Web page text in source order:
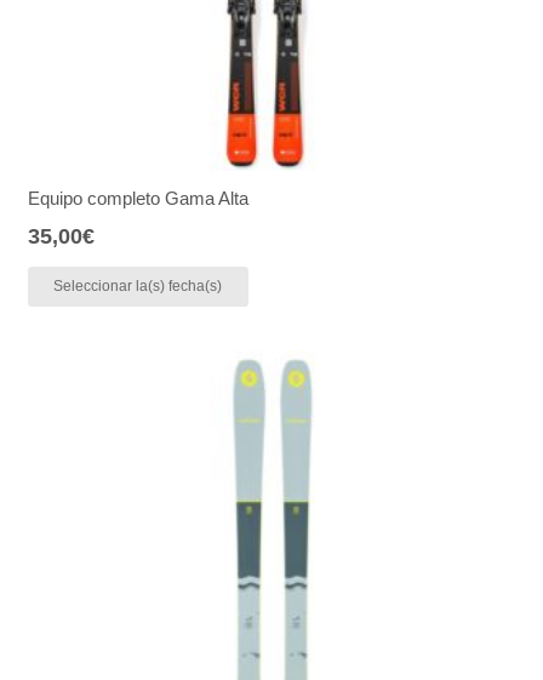
Equipo completo Gama Alta
35,00€
Seleccionar la(s) fecha(s)